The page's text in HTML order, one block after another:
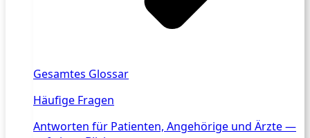
Gesamtes Glossar
Häufige Fragen
Antworten für Patienten, Angehörige und Ärzte —